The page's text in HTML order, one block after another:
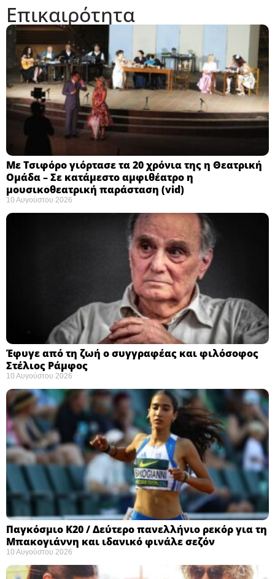
Επικαιρότητα
Με Τσιφόρο γιόρτασε τα 20 χρόνια της η Θεατρική
Ομάδα – Σε κατάμεστο αμφιθέατρο η
μουσικοθεατρική παράσταση (vid)
10 Αυγούστου 2026
Έφυγε από τη ζωή ο συγγραφέας και φιλόσοφος
Στέλιος Ράμφος
10 Αυγούστου 2026
Παγκόσμιο Κ20 / Δεύτερο πανελλήνιο ρεκόρ για τη
Μπακογιάννη και ιδανικό φινάλε σεζόν
10 Αυγούστου 2026